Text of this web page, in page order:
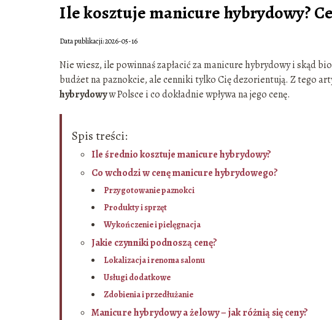
Ile kosztuje manicure hybrydowy?
Data publikacji: 2026-05-16
Nie wiesz, ile powinnaś zapłacić za manicure hybrydowy i skąd
budżet na paznokcie, ale cenniki tylko Cię dezorientują. Z tego
hybrydowyw Polsce i co dokładnie wpływa na jego cenę.
Spis treści:
Ile średnio kosztuje manicure hybrydowy?
Co wchodzi w cenę manicure hybrydowego?
Przygotowanie paznokci
Produkty i sprzęt
Wykończenie i pielęgnacja
Jakie czynniki podnoszą cenę?
Lokalizacja i renoma salonu
Usługi dodatkowe
Zdobienia i przedłużanie
Manicure hybrydowy a żelowy – jak różnią się ceny?